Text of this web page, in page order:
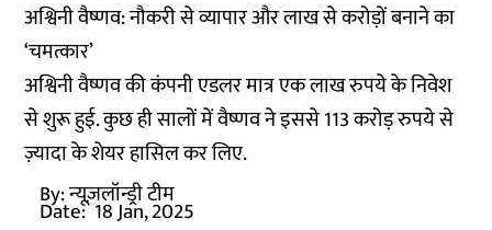
अश्विनी वैष्णव: नौकरी से व्यापार और लाख से करोड़ों बनाने का
‘चमत्कार’
अश्विनी वैष्णव की कंपनी एडलर मात्र एक लाख रुपये के निवेश
से शुरू हुई. कुछ ही सालों में वैष्णव ने इससे 113 करोड़ रुपये से
ज़्यादा के शेयर हासिल कर लिए.
By:न्यूज़लॉन्ड्री टीम
Date: 18 Jan, 2025